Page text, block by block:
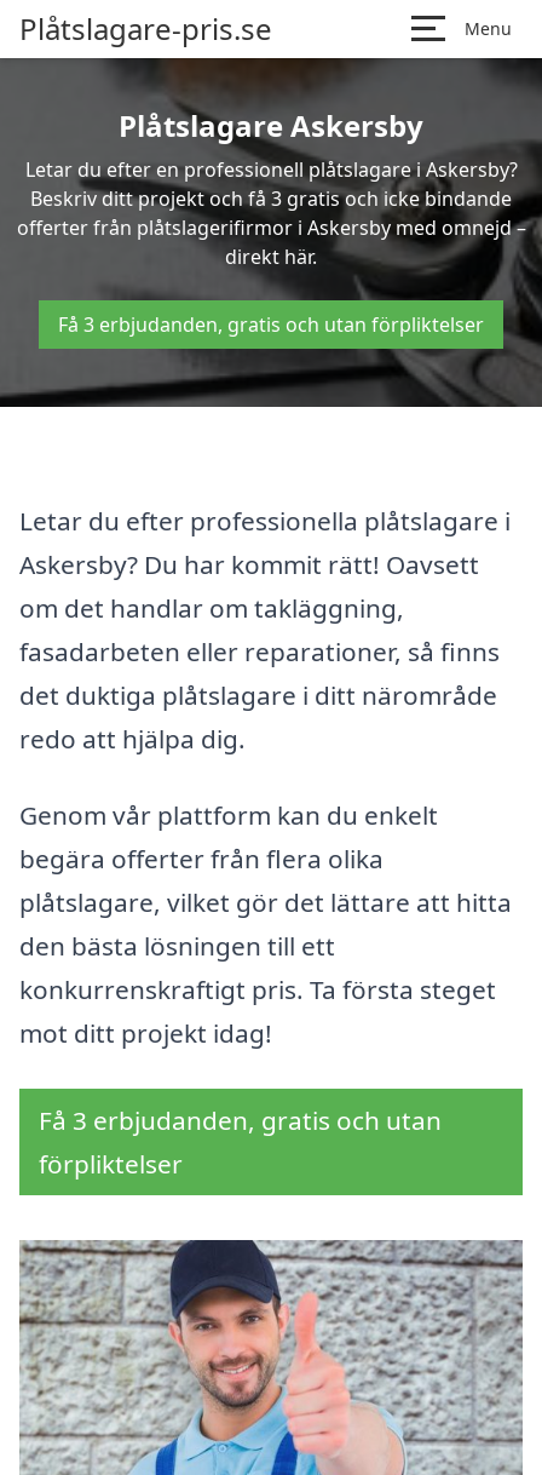
Plåtslagare-pris.se Menu
Plåtslagare Askersby
Letar du efter en professionell plåtslagare i Askersby?
Beskriv ditt projekt och få 3 gratis och icke bindande
offerter från plåtslagerifirmor i Askersby med omnejd –
direkt här.
Få 3 erbjudanden, gratis och utan förpliktelser
Letar du efter professionella plåtslagare i
Askersby? Du har kommit rätt! Oavsett
om det handlar om takläggning,
fasadarbeten eller reparationer, så finns
det duktiga plåtslagare i ditt närområde
redo att hjälpa dig.
Genom vår plattform kan du enkelt
begära offerter från flera olika
plåtslagare, vilket gör det lättare att hitta
den bästa lösningen till ett
konkurrenskraftigt pris. Ta första steget
mot ditt projekt idag!
Få 3 erbjudanden, gratis och utan
förpliktelser